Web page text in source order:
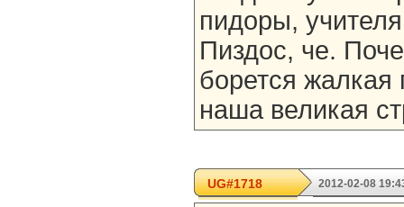
пидоры,
Пиздос, че.
борется жалкая
наша великая
UG#1718 2012-02-08